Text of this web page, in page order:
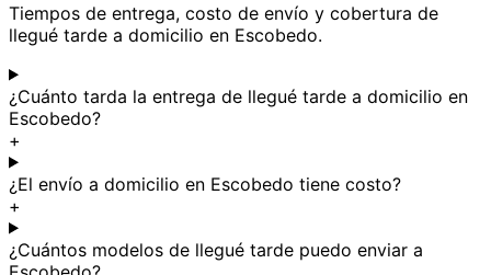
Tiempos de entrega, costo de envío y cobertura de
llegué tarde a domicilio en Escobedo.
¿Cuánto tarda la entrega de llegué tarde a domicilio en
Escobedo?
+
¿El envío a domicilio en Escobedo tiene costo?
+
¿Cuántos modelos de llegué tarde puedo enviar a